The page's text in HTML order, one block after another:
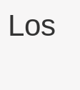
Los